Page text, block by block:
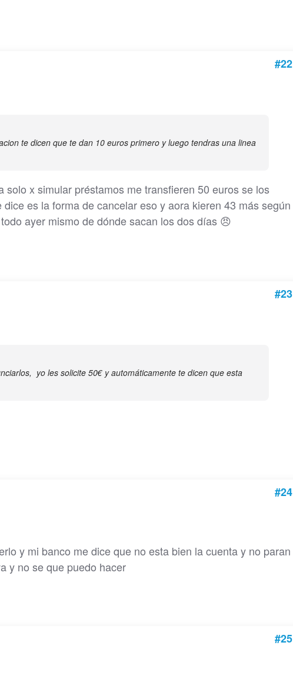
#22
te dicen que te dan 10 euros primero y luego tendras una linea
x simular préstamos me transfieren 50 euros se los
es la forma de cancelar eso y aora kieren 43 más según
ayer mismo de dónde sacan los dos días 😠
#23
yo les solicite 50€ y automáticamente te dicen que esta
#24
y mi banco me dice que no esta bien la cuenta y no paran
y no se que puedo hacer
#25